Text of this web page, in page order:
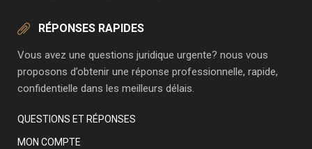
RÉPONSES RAPIDES
Vous avez une questions juridique urgente? nous vous
proposons d’obtenir une réponse professionnelle, rapide,
confidentielle dans les meilleurs délais.
QUESTIONS ET RÉPONSES
MON COMPTE